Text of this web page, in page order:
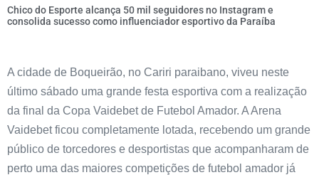
Chico do Esporte alcança 50 mil seguidores no Instagram e
consolida sucesso como influenciador esportivo da Paraíba
A cidade de Boqueirão, no Cariri paraibano, viveu neste
último sábado uma grande festa esportiva com a realização
da final da Copa Vaidebet de Futebol Amador. A Arena
Vaidebet ficou completamente lotada, recebendo um grande
público de torcedores e desportistas que acompanharam de
perto uma das maiores competições de futebol amador já